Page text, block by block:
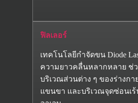
ฟิลเลอร์
เทคโนโลยีกำจัดขน Diode
ความยาวคลื่นหลากหลาย ช่
บริเวณส่วนต่าง ๆ ของร่างก
แขนขา และบริเวณจุดซ่อนเ